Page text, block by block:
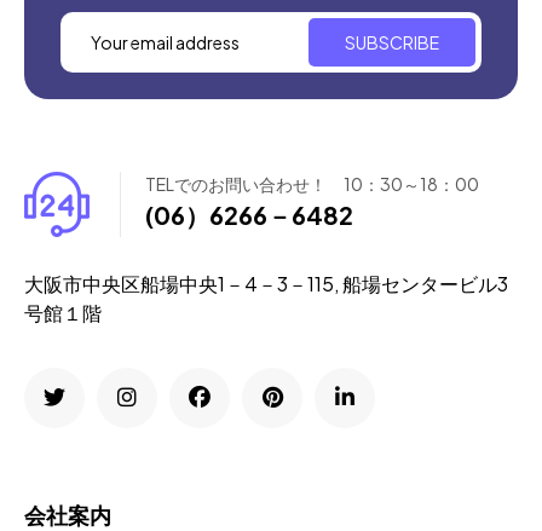
SUBSCRIBE
TELでのお問い合わせ！ 10：30～18：00
(06）6266－6482
大阪市中央区船場中央1－4－3－115, 船場センタービル3
号館１階
会社案内